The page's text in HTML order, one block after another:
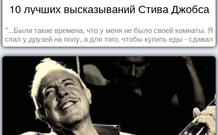
10 лучших высказываний Стива Джобса
"...Были такие времена, что у меня не было своей комнаты. Я
спал у друзей на полу, а для того, чтобы купить еды - сдавал
бутылки из под кока-колы"